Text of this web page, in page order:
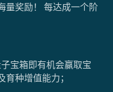
量奖励！ 每达成一个阶
宝箱即有机会赢取宝
种增值能力；